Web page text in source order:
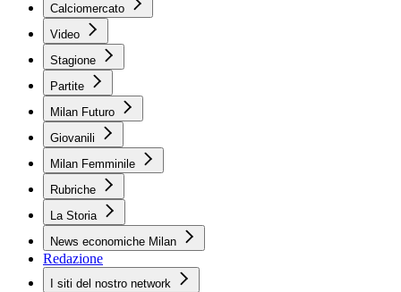
Calciomercato
Video
Stagione
Partite
Milan Futuro
Giovanili
Milan Femminile
Rubriche
La Storia
News economiche Milan
Redazione
I siti del nostro network